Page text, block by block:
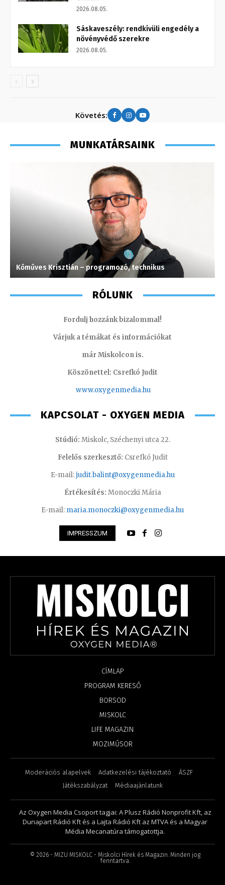
2026.08.05.
Sáskaveszély: rendkívüli engedély a
növényvédő szerekre
2026.08.05.
Követés:
MUNKATÁRSAINK
Kőműves Krisztián – programozó, technikus
RÓLUNK
Fordulj hozzánk bizalommal!
Várjuk a témákat és információkat
már Miskolcon is.
Köszönettel: Csrefkó Judit
www.oxygenmedia.hu
KAPCSOLAT - OXYGEN MEDIA
Stúdió: Miskolc, Széchenyi utca 22.
Felelős szerkesztő: Csrefkó Judit
E-mail:judit.balint@oxygenmedia.hu
Értékesítés: Monoczki Mária
E-mail: maria.monoczki@oxygenmedia.hu
IMPRESSZUM
CÍMLAP
PROGRAM KERESŐ
BORSOD
MISKOLC
LIFE MAGAZIN
MOZIMŰSOR
Moderációs alapelvek Adatkezelési tájékoztató
ÁSZF
Játékszabályzat
Médiaajánlatunk
Az Oxygen Media Csoport tagjai: A Plusz Rádió Nonprofit Kft, az
Dunapart Rádió Kft és a Lajta Rádió Kft az MTVA és a Magyar
Média Mecanatúra támogatottja.
© 2026- MIZU MISKOLC - Miskolci Hírek és Magazin. Minden jog
fenntartva.